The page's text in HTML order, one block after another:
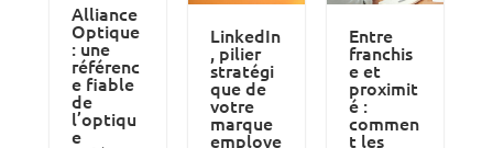
Alliance
Optique
: une
référenc
e fiable
de
l’optiqu
e
LinkedIn
, pilier
stratégi
que de
votre
marque
employe
Entre
franchis
e et
proximit
é :
commen
t les